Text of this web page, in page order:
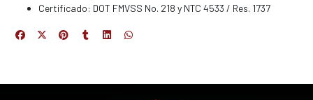
Certificado: DOT FMVSS No. 218 y NTC 4533 / Res. 1737